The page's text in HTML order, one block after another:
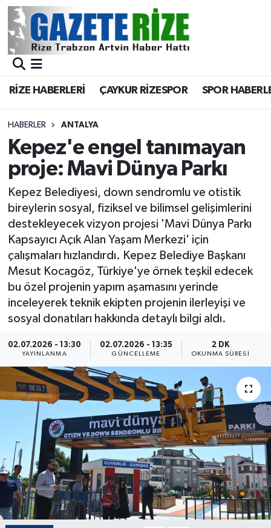
RİZE HABERLERİ ÇAYKUR RİZESPOR SPOR
HABERLER ANTALYA
Kepez'e engel tanımayan
proje: Mavi Dünya Parkı
Kepez Belediyesi, down sendromlu ve otistik
bireylerin sosyal, fiziksel ve bilimsel gelişimlerini
destekleyecek vizyon projesi 'Mavi Dünya Parkı
Kapsayıcı Açık Alan Yaşam Merkezi' için
çalışmaları hızlandırdı. Kepez Belediye Başkanı
Mesut Kocagöz, Türkiye'ye örnek teşkil edecek
bu özel projenin yapım aşamasını yerinde
inceleyerek teknik ekipten projenin ilerleyişi ve
sosyal donatıları hakkında detaylı bilgi aldı.
02.07.2026 - 13:30
YAYINLANMA
02.07.2026 - 13:35
GÜNCELLEME
2 DK
OKUNMA SÜRESI
BÖLGEMİZ
Asayiş
Rize Jandarma Komutanlığı
Bilim Teknoloji
Advertising news
Canlı Maç
ÇEVRE
Dış Haberler
Dünya
EĞİTİM
EKONOMİ
English News
Finans
Flaş Haber
Merkez Nöbetçi Eczaneler
Merkez Trafik Yoğunluk Haritası
Süper Lig Puan Durumu ve Fikstür
Tüm Manşetler
Son Dakika Haberleri
Haber Arşivi